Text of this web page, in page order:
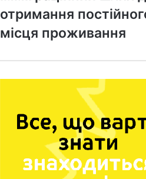
отримання
місця проживання